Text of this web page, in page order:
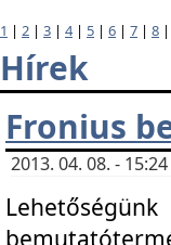
1 | 2 | 3 | 4| 5 | 6 | 7 | 8
Hírek
Fronius
2013. 04. 08. -